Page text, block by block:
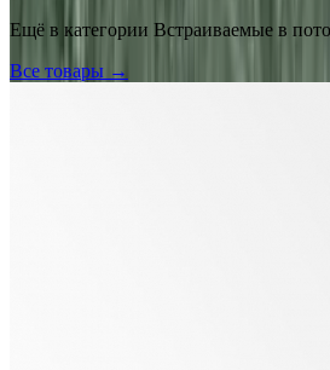
Ещё в категории Встраиваемые в
Все товары →